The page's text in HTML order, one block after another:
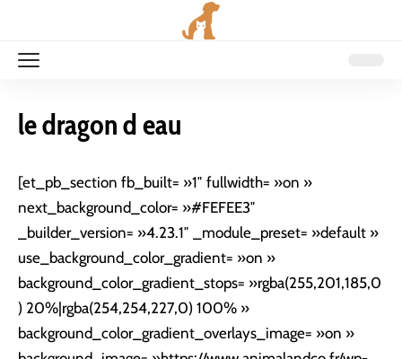
le dragon d eau
[et_pb_section fb_built= »1″ fullwidth= »on »
next_background_color= »#FEFEE3″
_builder_version= »4.23.1″ _module_preset= »default »
use_background_color_gradient= »on »
background_color_gradient_stops= »rgba(255,201,185,0
) 20%|rgba(254,254,227,0) 100% »
background_color_gradient_overlays_image= »on »